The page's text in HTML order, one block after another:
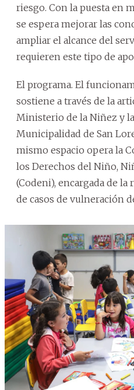
riesgo. Con la puesta en
se espera mejorar las
ampliar el alcance del
requieren este tipo de
El programa. El
sostiene a través de la
Ministerio de la Niñez y
Municipalidad de San
mismo espacio opera la
los Derechos del Niño,
(Codeni), encargada de
de casos de vulneración